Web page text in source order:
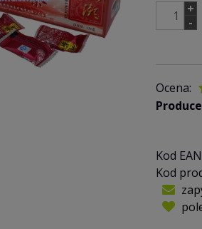
+
-
Ocena:
Kod
Kod